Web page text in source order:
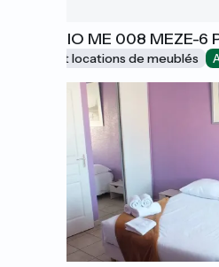
LE PATIO ME 008 MEZE-6
Gîtes et locations de meublés